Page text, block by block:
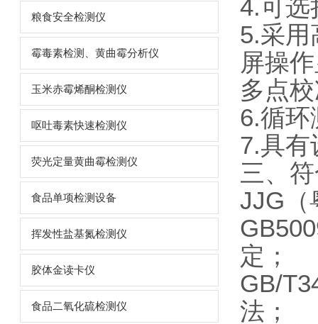
粮食安全检测仪
霉毒素检测、黄曲霉分析仪
玉米赤霉烯酮检测仪
呕吐毒素快速检测仪
荧光定量黄曲霉检测仪
食品单项检测设备
挥发性盐基氮检测仪
胶体金读卡仪
食品二氧化硫检测仪
4.可选
5.采用
屏操
多点
6.循环
7.具有
三、
JJG（
定；
GB/
法；